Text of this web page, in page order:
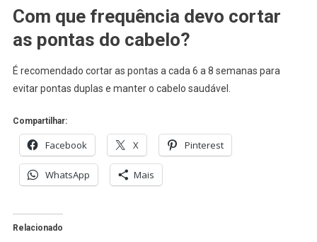
Com que frequência devo cortar
as pontas do cabelo?
É recomendado cortar as pontas a cada 6 a 8 semanas para
evitar pontas duplas e manter o cabelo saudável.
Compartilhar:
Facebook X Pinterest
WhatsApp Mais
Relacionado